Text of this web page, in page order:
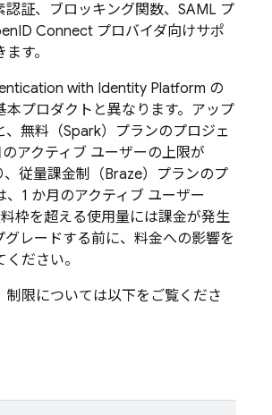
認証、ブロッキング関数、SAML プ
Connect プロバイダ向けサポ
す。
with Identity Platform の
本プロダクトと異なります。アップ
、無料（Spark）プランのプロジェ
アクティブ ユーザーの上限が
従量課金制（Braze）プランのプ
、1 か月のアクティブ ユーザー
枠を超える使用量には課金が発生
グレードする前に、料金への影響を
ださい。
制限については以下をご覧くださ